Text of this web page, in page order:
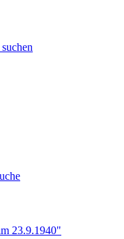
23.9.1940"